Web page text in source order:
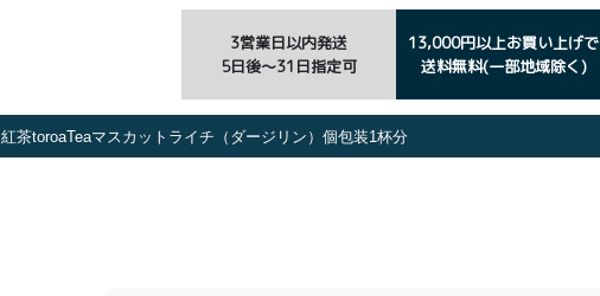
3営業日以内発送
5日後〜31日指定可
13,000円以上お買い上げで
送料無料(一部地域除く)
紅茶toroaTeaマスカットライチ（ダージリン）個包装1杯分